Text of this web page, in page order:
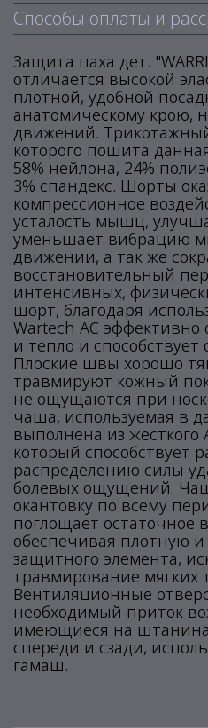
Способы оплаты и
Защита паха дет.
отличается высокой
плотной, удобной
анатомическому крою,
движений.
которого пошита
58% нейлона, 24%
3% спандекс. Шорты
компрессионное
усталость мышц,
уменьшает вибрацию
движении, а так же
восстановительный
интенсивных,
шорт, благодаря
Wartech AC эффективно
и тепло и
Плоские швы хорошо
травмируют кожный
не ощущаются при
чаша, используемая в
выполнена из жесткого
который способствует
распределению силы
болевых ощущений.
окантовку по всему
поглощает остаточное
обеспечивая плотную
защитного элемента,
травмирование мягких
Вентиляционные
необходимый приток
имеющиеся на
спереди и сзади,
гамаш.